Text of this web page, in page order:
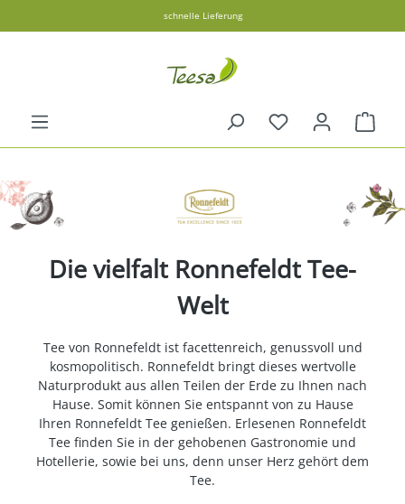
schnelle Lieferung
Die vielfalt Ronnefeldt Tee-
Welt
Tee von Ronnefeldt ist facettenreich, genussvoll und
kosmopolitisch. Ronnefeldt bringt dieses wertvolle
Naturprodukt aus allen Teilen der Erde zu Ihnen nach
Hause. Somit können Sie entspannt von zu Hause
Ihren Ronnefeldt Tee genießen. Erlesenen Ronnefeldt
Tee finden Sie in der gehobenen Gastronomie und
Hotellerie, sowie bei uns, denn unser Herz gehört dem
Tee.